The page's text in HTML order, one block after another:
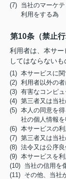
(7) 当社のマーケ
利用をする為
第10条（禁止行
利用者は、本サ
してはならないも
(1) 本サービスに
(2) 利用者以外の
(3) 有害なコンピ
(4) 第三者又は当社
(5) 本人の同意を得
社の個人情報
(6) 本サービスの
(7) 第三者又は当
(8) 法令又は公序
(9) 本サービスを
(10) 当社の信用を
(11) その他、当社